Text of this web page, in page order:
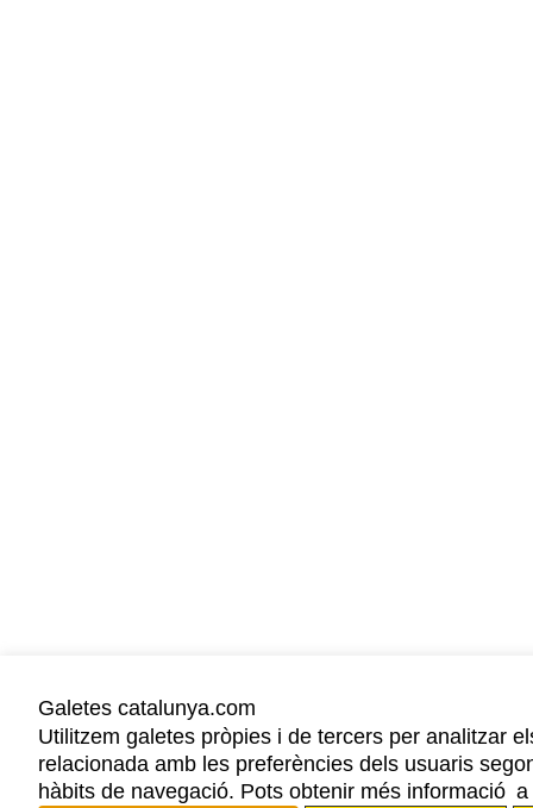
Galetes catalunya.com
Utilitzem galetes pròpies i de tercers per analitzar
relacionada amb les preferències dels usuaris
hàbits de navegació. Pots obtenir més informació